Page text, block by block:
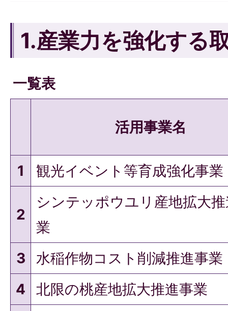
1.産業力を強化する
一覧表
活用事業名
1 観光イベント等育成強化事業
2
シンテッポウユリ産地拡大
業
3
水稲作物コスト削減推進事業
4
北限の桃産地拡大推進事業